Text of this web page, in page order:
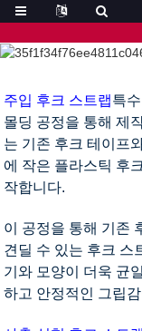
주입 후크 스트랩특
몰딩 공정을 통해 제
는 기존 후크 테이프
에 작은 플라스틱 후
작합니다.
이 공정을 통해 기존
견딜 수 있는 후크 스
기와 모양이 더욱 균
하고 안정적인 그립